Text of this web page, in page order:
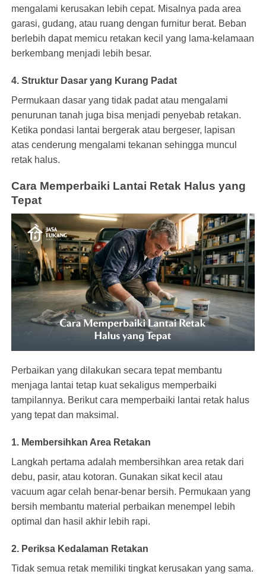
mengalami kerusakan lebih cepat. Misalnya pada area
garasi, gudang, atau ruang dengan furnitur berat. Beban
berlebih dapat memicu retakan kecil yang lama-kelamaan
berkembang menjadi lebih besar.
4. Struktur Dasar yang Kurang Padat
Permukaan dasar yang tidak padat atau mengalami
penurunan tanah juga bisa menjadi penyebab retakan.
Ketika pondasi lantai bergerak atau bergeser, lapisan
atas cenderung mengalami tekanan sehingga muncul
retak halus.
Cara Memperbaiki Lantai Retak Halus yang
Tepat
Perbaikan yang dilakukan secara tepat membantu
menjaga lantai tetap kuat sekaligus memperbaiki
tampilannya. Berikut cara memperbaiki lantai retak halus
yang tepat dan maksimal.
1. Membersihkan Area Retakan
Langkah pertama adalah membersihkan area retak dari
debu, pasir, atau kotoran. Gunakan sikat kecil atau
vacuum agar celah benar-benar bersih. Permukaan yang
bersih membantu material perbaikan menempel lebih
optimal dan hasil akhir lebih rapi.
2. Periksa Kedalaman Retakan
Tidak semua retak memiliki tingkat kerusakan yang sama.